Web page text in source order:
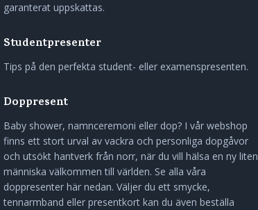
garanterat uppskattas.
Studentpresenter
Tips på den perfekta student- eller examenspresenten.
Doppresent
Baby shower, namnceremoni eller dop? I vår webshop
finns ett stort urval av vackra och personliga dopgåvor
och utsökt hantverk från norr, när du vill hälsa en ny liten
människa välkommen till världen. Se alla våra
doppresenter här nedan. Väljer du ett smycke,
tennarmband eller presentkort kan du även beställa